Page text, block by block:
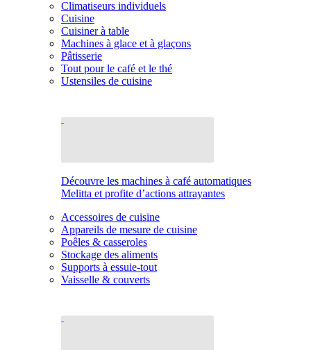
Climatiseurs individuels
Cuisine
Cuisiner à table
Machines à glace et à glaçons
Pâtisserie
Tout pour le café et le thé
Ustensiles de cuisine
Découvre les machines à café automatiques
Melitta et profite d’actions attrayantes
Accessoires de cuisine
Appareils de mesure de cuisine
Poêles & casseroles
Stockage des aliments
Supports à essuie-tout
Vaisselle & couverts